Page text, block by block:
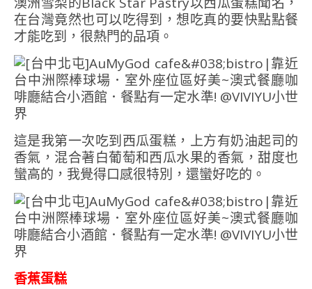
在台灣竟然也可以吃得到，想吃真的要快點點餐
才能吃到，很熱門的品項。
這是我第一次吃到西瓜蛋糕，上方有奶油起司的
香氣，混合著白葡萄和西瓜水果的香氣，甜度也
蠻高的，我覺得口感很特別，還蠻好吃的。
香蕉蛋糕